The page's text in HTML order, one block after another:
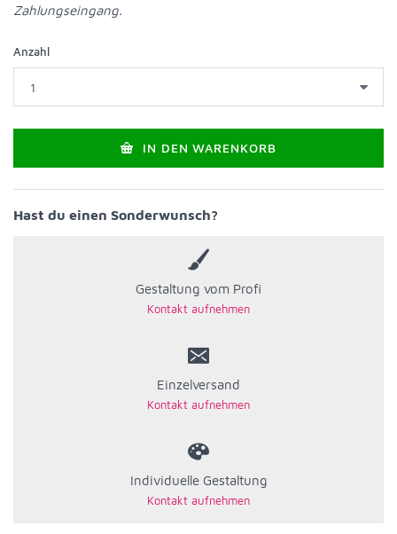
Zahlungseingang.
Anzahl
IN DEN WARENKORB
Hast du einen Sonderwunsch?
Gestaltung vom Profi
Einzelversand
Individuelle Gestaltung